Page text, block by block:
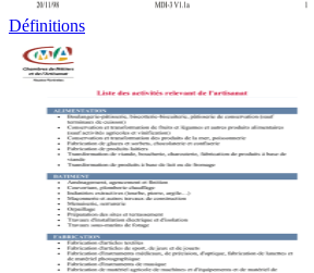
Définitions